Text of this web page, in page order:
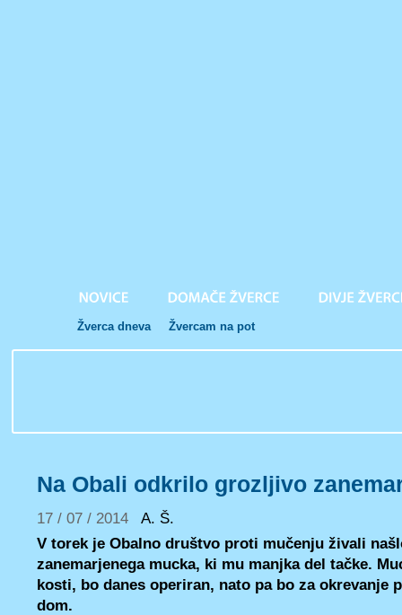
Žverca dneva Žvercam na pot
Na Obali odkrilo grozljivo
17 / 07 / 2014 A. Š.
V torek je Obalno društvo proti mučenju živali
zanemarjenega mucka, ki mu manjka del tačke.
kosti, bo danes operiran, nato pa bo za okrevanje
dom.